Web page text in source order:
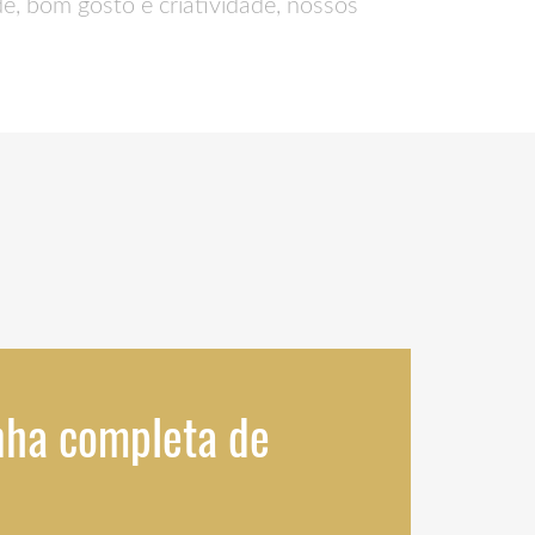
bom gosto e criatividade, nossos
completa de